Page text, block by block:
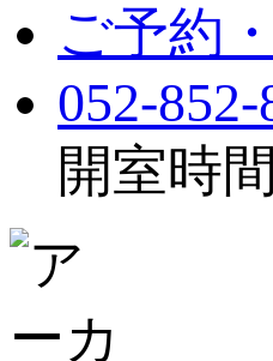
ご予約
052-852-
開室時